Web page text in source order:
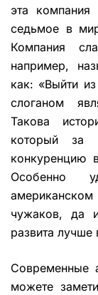
эта
седьмое в
Компания
например,
как: «Выйти
слоганом
Такова
который за
конкуренцию
Особенно
чужаков, да
развита лучше
Современные
можете